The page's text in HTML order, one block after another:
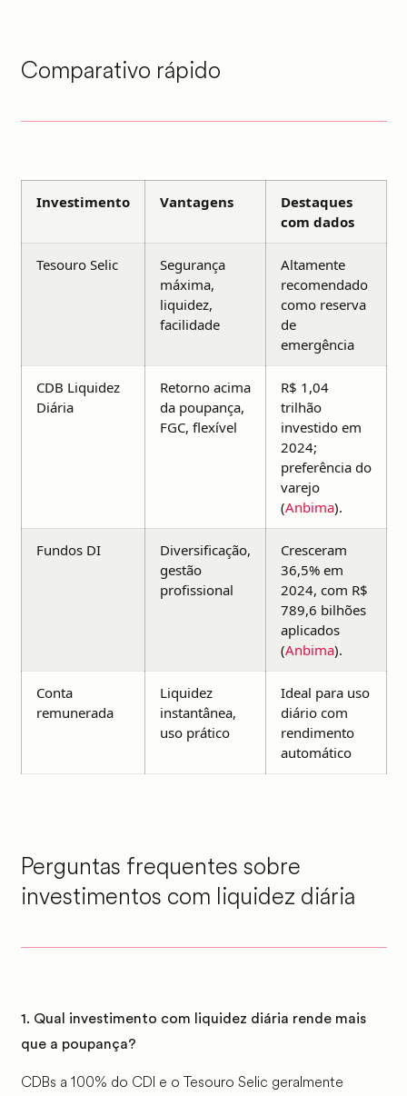
Comparativo rápido
Investimento Vantagens
Destaques
com dados
Tesouro Selic
Segurança
máxima,
liquidez,
facilidade
Altamente
recomendado
como reserva
de
emergência
CDB Liquidez
Diária
Retorno acima
da poupança,
FGC, flexível
R$ 1,04
trilhão
investido em
2024;
preferência do
varejo
(Anbima).
Fundos DI
Diversificação,
gestão
profissional
Cresceram
36,5% em
2024, com R$
789,6 bilhões
aplicados
(Anbima).
Conta
remunerada
Liquidez
instantânea,
uso prático
Ideal para uso
diário com
rendimento
automático
Perguntas frequentes sobre
investimentos com liquidez diária
1. Qual investimento com liquidez diária rende mais
que a poupança?
CDBs a 100% do CDI e o Tesouro Selic geralmente